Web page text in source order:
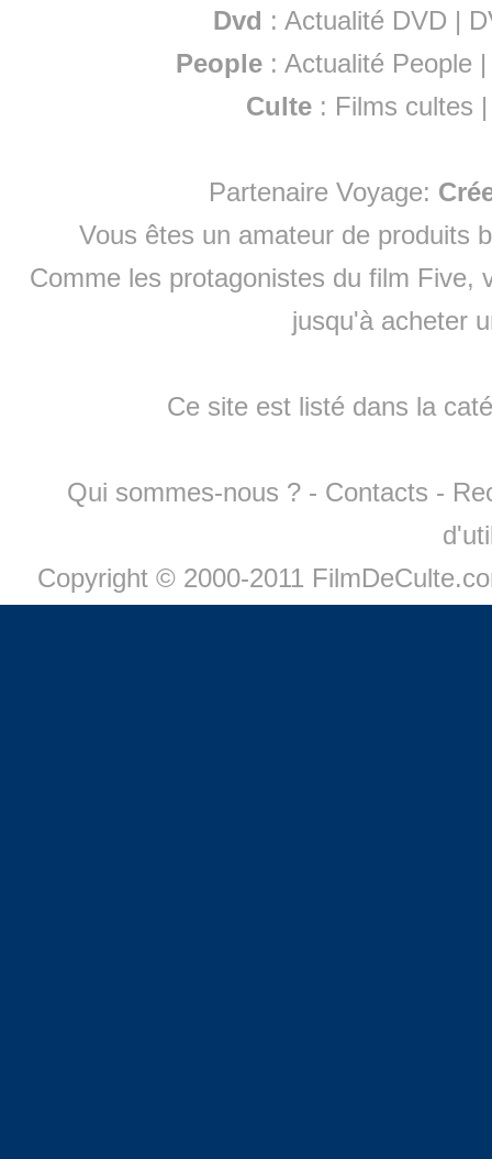
Dvd : Actualité DVD |
People :Actualité People
Culte : Films cultes
Partenaire Voyage:
Vous êtes un amateur de produits
Comme les protagonistes du film Five,
jusqu'à acheter
Ce site est listé dans la
Qui sommes-nous ? - Contacts -
Copyright © 2000-2011